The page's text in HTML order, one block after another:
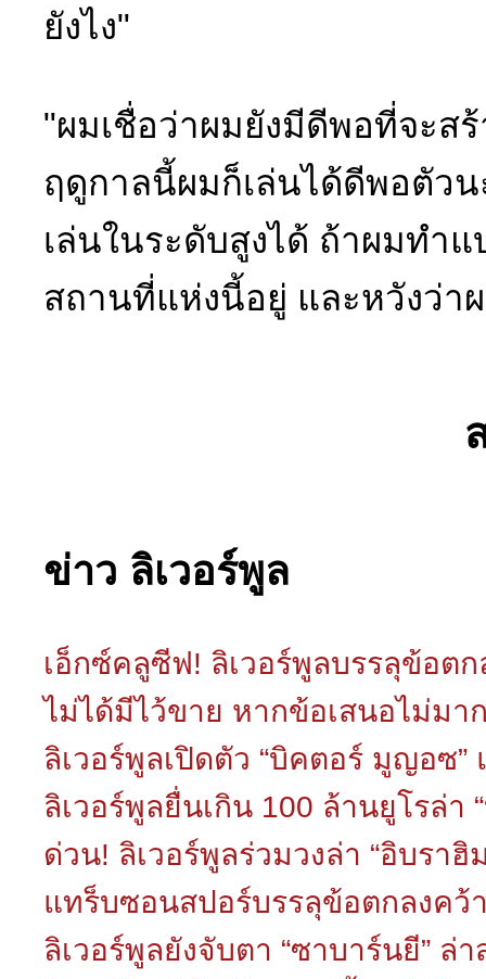
ยังไง"
"ผมเชื่อว่าผมยังมีดีพอที่จะส
ฤดูกาลนี้ผมก็เล่นได้ดีพอตัวน
เล่นในระดับสูงได้ ถ้าผมทำ
สถานที่แห่งนี้อยู่ และหวังว่า
ข่าว ลิเวอร์พูล
เอ็กซ์คลูซีฟ! ลิเวอร์พูลบรรลุข้อตก
ไม่ได้มีไว้ขาย หากข้อเสนอไม่มา
ลิเวอร์พูลเปิดตัว “บิคตอร์ มูญอซ
ลิเวอร์พูลยื่นเกิน 100 ล้านยูโรล่า
ด่วน! ลิเวอร์พูลร่วมวงล่า “อิบรา
แทร็บซอนสปอร์บรรลุข้อตกลงคว้
ลิเวอร์พูลยังจับตา “ซาบาร์นยี” ล่